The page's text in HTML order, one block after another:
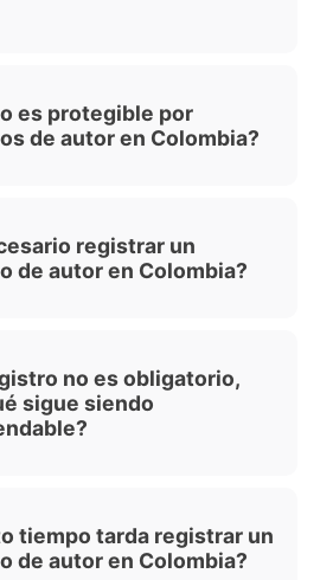
es protegible por
de autor en Colombia?
registrar un
de autor en Colombia?
no es obligatorio,
sigue siendo
tiempo tarda registrar un
de autor en Colombia?